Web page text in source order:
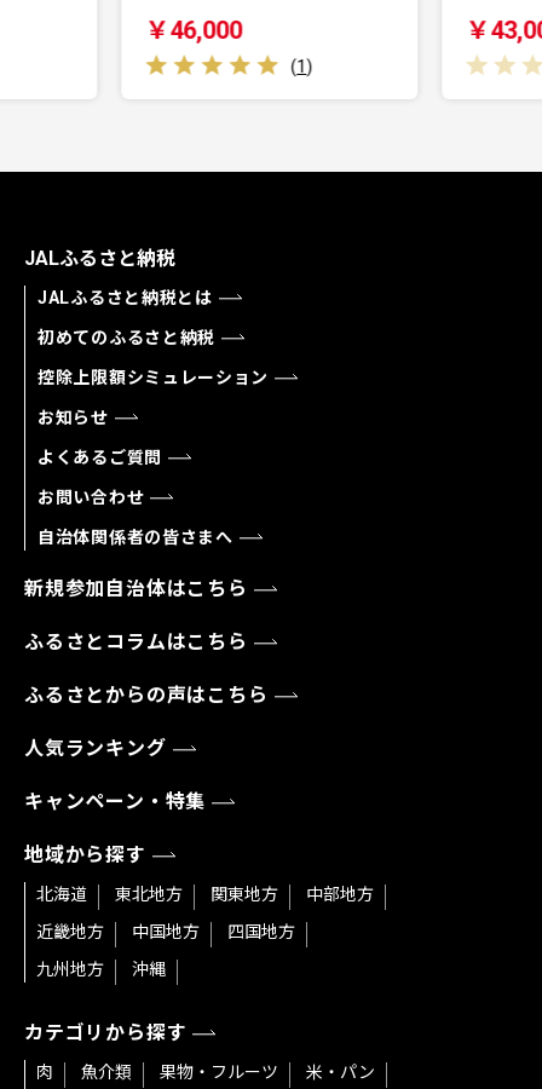
￥43,000
JALふるさと納税
JALふるさと納税とは
初めてのふるさと納税
控除上限額シミュレーション
お知らせ
よくあるご質問
お問い合わせ
自治体関係者の皆さまへ
新規参加自治体はこちら
ふるさとコラムはこちら
ふるさとからの声はこちら
人気ランキング
キャンペーン・特集
地域から探す
北海道 東北地方 関東地方
中部地方
近畿地方
中国地方
四国地方
九州地方
沖縄
カテゴリから探す
肉 魚介類 果物・フルーツ
米・パン